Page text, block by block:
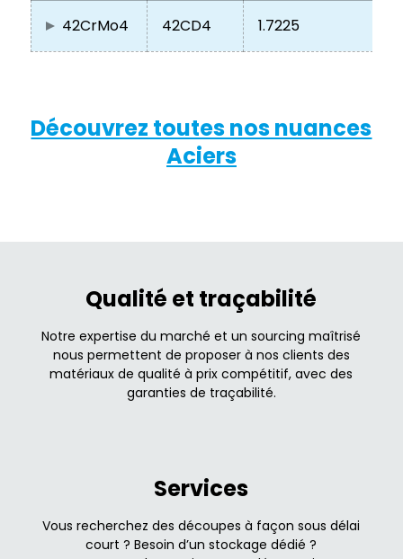
42CrMo4 42CD4 1.7225
Découvrez toutes nos nuances
Aciers
Qualité et traçabilité
Notre expertise du marché et un sourcing maîtrisé
nous permettent de proposer à nos clients des
matériaux de qualité à prix compétitif, avec des
garanties de traçabilité.
Services
Vous recherchez des découpes à façon sous délai
court ? Besoin d’un stockage dédié ?